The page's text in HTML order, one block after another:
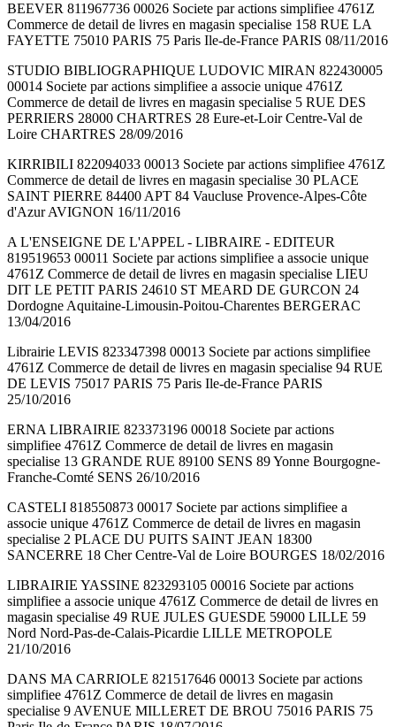
BEEVER 811967736 00026 Societe par actions simplifiee 4761Z
Commerce de detail de livres en magasin specialise 158 RUE LA
FAYETTE 75010 PARIS 75 Paris Ile-de-France PARIS 08/11/2016
STUDIO BIBLIOGRAPHIQUE LUDOVIC MIRAN 822430005
00014 Societe par actions simplifiee a associe unique 4761Z
Commerce de detail de livres en magasin specialise 5 RUE DES
PERRIERS 28000 CHARTRES 28 Eure-et-Loir Centre-Val de
Loire CHARTRES 28/09/2016
KIRRIBILI 822094033 00013 Societe par actions simplifiee 4761Z
Commerce de detail de livres en magasin specialise 30 PLACE
SAINT PIERRE 84400 APT 84 Vaucluse Provence-Alpes-Côte
d'Azur AVIGNON 16/11/2016
A L'ENSEIGNE DE L'APPEL - LIBRAIRE - EDITEUR
819519653 00011 Societe par actions simplifiee a associe unique
4761Z Commerce de detail de livres en magasin specialise LIEU
DIT LE PETIT PARIS 24610 ST MEARD DE GURCON 24
Dordogne Aquitaine-Limousin-Poitou-Charentes BERGERAC
13/04/2016
Librairie LEVIS 823347398 00013 Societe par actions simplifiee
4761Z Commerce de detail de livres en magasin specialise 94 RUE
DE LEVIS 75017 PARIS 75 Paris Ile-de-France PARIS
25/10/2016
ERNA LIBRAIRIE 823373196 00018 Societe par actions
simplifiee 4761Z Commerce de detail de livres en magasin
specialise 13 GRANDE RUE 89100 SENS 89 Yonne Bourgogne-
Franche-Comté SENS 26/10/2016
CASTELI 818550873 00017 Societe par actions simplifiee a
associe unique 4761Z Commerce de detail de livres en magasin
specialise 2 PLACE DU PUITS SAINT JEAN 18300
SANCERRE 18 Cher Centre-Val de Loire BOURGES 18/02/2016
LIBRAIRIE YASSINE 823293105 00016 Societe par actions
simplifiee a associe unique 4761Z Commerce de detail de livres en
magasin specialise 49 RUE JULES GUESDE 59000 LILLE 59
Nord Nord-Pas-de-Calais-Picardie LILLE METROPOLE
21/10/2016
DANS MA CARRIOLE 821517646 00013 Societe par actions
simplifiee 4761Z Commerce de detail de livres en magasin
specialise 9 AVENUE MILLERET DE BROU 75016 PARIS 75